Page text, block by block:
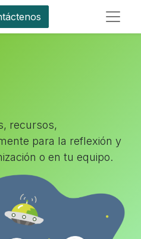
recursos,
para la reflexión y
o en tu equipo.